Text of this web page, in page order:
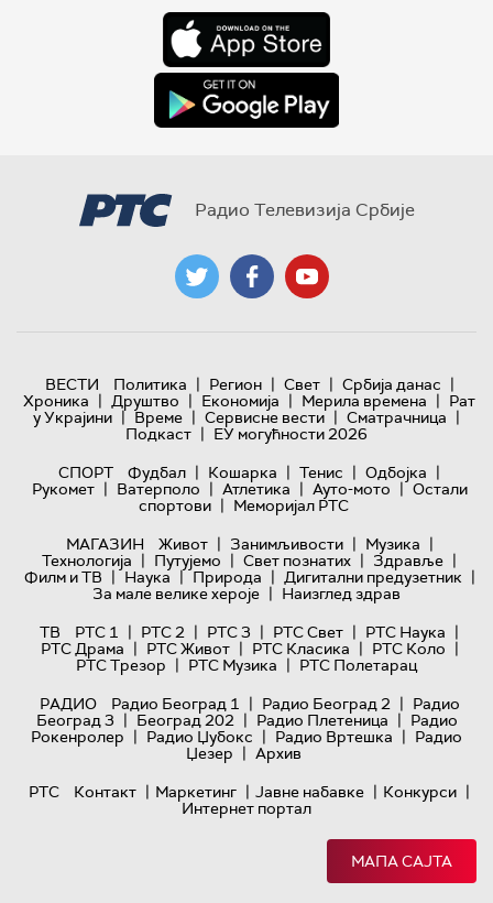
Радио Телевизија Србије
ВЕСТИ Политика | Регион | Свет | Србија данас |
Хроника | Друштво | Економија | Мерила времена | Рат
у Украјини | Време | Сервисне вести | Сматрачница |
Подкаст | ЕУ могућности 2026
СПОРТ
Фудбал | Кошарка | Тенис | Одбојка |
Рукомет | Ватерполо | Атлетика | Ауто-мото | Остали
спортови | Меморијал РТС
МАГАЗИН
Живот | Занимљивости | Музика |
Технологијa | Путујемо | Свет познатих | Здравље |
Филм и ТВ | Наука | Природа | Дигитални предузетник |
За мале велике хероје | Наизглед здрав
ТВ
РТС 1 | РТС 2 | РТС 3 | РТС Свет | РТС Наука |
РТС Драма | РТС Живот | РТС Класика | РТС Коло |
РТС Трезор | РТС Музика | РТС Полетарац
РАДИО
Радио Београд 1 | Радио Београд 2 | Радио
Београд 3 | Београд 202 | Радио Плетеница | Радио
Рокенролер | Радио Џубокс | Радио Вртешка | Радио
Џезер | Архив
РТС
Контакт | Маркетинг | Јавне набавке | Конкурси |
Интернет портал
МАПА САЈТА